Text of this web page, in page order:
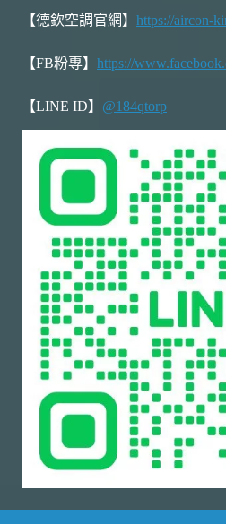
【德欽空調官網】 https://aircon-
【FB粉專】 https://
【LINE ID】 @184qtorp